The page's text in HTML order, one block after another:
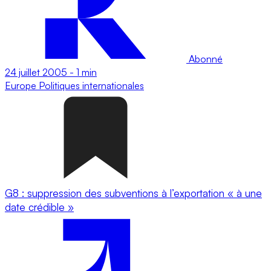
Abonné
24 juillet 2005 - 1 min
Europe Politiques internationales
G8 : suppression des subventions à l’exportation « à une
date crédible »